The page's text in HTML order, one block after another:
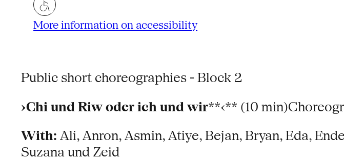
More information on accessibility
Public short choreographies - Block 2
›Chi und Riw oder ich und wir**‹** (10
With: Ali, Anron, Asmin, Atiye, Bejan, Bryan, Eda,
Suzana und Zeid